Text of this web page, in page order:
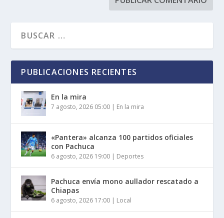
PUBLICACIONES RECIENTES
En la mira
7 agosto, 2026 05:00 | En la mira
«Pantera» alcanza 100 partidos oficiales
con Pachuca
6 agosto, 2026 19:00 | Deportes
Pachuca envía mono aullador rescatado a
Chiapas
6 agosto, 2026 17:00 | Local